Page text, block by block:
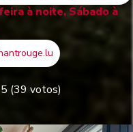
à noite, Sábado à
5 (39 votos)